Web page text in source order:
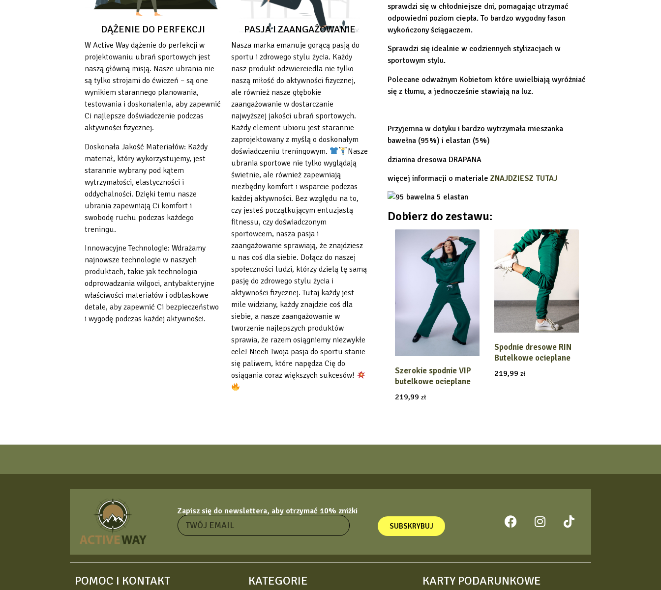
DĄŻENIE DO PERFEKCJI
W Active Way dążenie do perfekcji w
projektowaniu ubrań sportowych jest
naszą główną misją. Nasze ubrania nie
są tylko strojami do ćwiczeń – są one
wynikiem starannego planowania,
testowania i doskonalenia, aby zapewnić
Ci najlepsze doświadczenie podczas
aktywności fizycznej.
Doskonała Jakość Materiałów: Każdy
materiał, który wykorzystujemy, jest
starannie wybrany pod kątem
wytrzymałości, elastyczności i
oddychalności. Dzięki temu nasze
ubrania zapewniają Ci komfort i
swobodę ruchu podczas każdego
treningu.
Innowacyjne Technologie: Wdrażamy
najnowsze technologie w naszych
produktach, takie jak technologia
odprowadzania wilgoci, antybakteryjne
właściwości materiałów i odblaskowe
detale, aby zapewnić Ci bezpieczeństwo
i wygodę podczas każdej aktywności.
PASJA I ZAANGAŻOWANIE
Nasza marka emanuje gorącą pasją do
sportu i zdrowego stylu życia. Każdy
nasz produkt odzwierciedla nie tylko
naszą miłość do aktywności fizycznej,
ale również nasze głębokie
zaangażowanie w dostarczanie
najwyższej jakości ubrań sportowych.
Każdy element ubioru jest starannie
zaprojektowany z myślą o doskonałym
doświadczeniu treningowym.
Nasze
ubrania sportowe nie tylko wyglądają
świetnie, ale również zapewniają
niezbędny komfort i wsparcie podczas
każdej aktywności. Bez względu na to,
czy jesteś początkującym entuzjastą
fitnessu, czy doświadczonym
sportowcem, nasza pasja i
zaangażowanie sprawiają, że znajdziesz
u nas coś dla siebie. Dołącz do naszej
społeczności ludzi, którzy dzielą tę samą
pasję do zdrowego stylu życia i
aktywności fizycznej. Tutaj każdy jest
mile widziany, każdy znajdzie coś dla
siebie, a nasze zaangażowanie w
tworzenie najlepszych produktów
sprawia, że razem osiągniemy niezwykłe
cele! Niech Twoja pasja do sportu stanie
się paliwem, które napędza Cię do
osiągania coraz większych sukcesów!
sprawdzi się w chłodniejsze dni, pomagając utrzymać
odpowiedni poziom ciepła. To bardzo wygodny fason
wykończony ściągaczem.
Sprawdzi się idealnie w codziennych stylizacjach w
sportowym stylu.
Polecane odważnym Kobietom które uwielbiają wyróżniać
się z tłumu, a jednocześnie stawiają na luz.
Przyjemna w dotyku i bardzo wytrzymała mieszanka
bawełna (95%) i elastan (5%)
dzianina dresowa DRAPANA
więcej informacji o materiale ZNAJDZIESZ TUTAJ
Dobierz do zestawu:
WYBIERZ OPCJĘ
Szerokie spodnie VIP
butelkowe ocieplane
219,99 zł
WYBIERZ OPCJĘ
Spodnie dresowe RIN
Butelkowe ocieplane
219,99 zł
Zapisz się do newslettera, aby otrzymać 10% zniżki
SUBSKRYBUJ
POMOC I KONTAKT KATEGORIE KARTY PODARUNKOWE